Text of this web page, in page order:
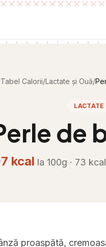
Tabel Calorii/Lactate și Ouă/
LACTATE
de
kcal la 100g · 73
proaspătă,